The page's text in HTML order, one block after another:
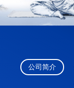
公司简介